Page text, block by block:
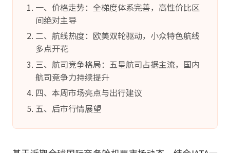
一、价格走势：全梯度体系完善，高性价比区
间绝对主导
二、航线热度：欧美双轮驱动，小众特色航线
多点开花
三、航司竞争格局：五星航司占据主流，国内
航司竞争力持续提升
四、本周市场亮点与出行建议
五、后市行情展望